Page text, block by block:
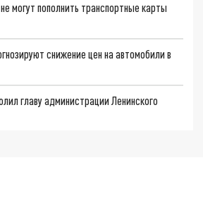
могут пополнить транспортные карты
снижение цен на автомобили в
главу администрации Ленинского